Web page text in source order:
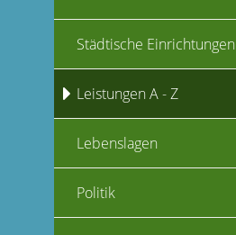
Städtische Einrichtungen
Leistungen A - Z
Lebenslagen
Politik